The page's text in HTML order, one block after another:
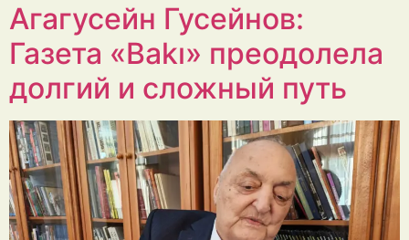
Агагусейн Гусейнов:
Газета «Bakı» преодолела
долгий и сложный путь